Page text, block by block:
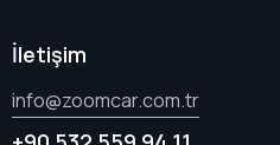
İletişim
info@zoomcar.com.tr